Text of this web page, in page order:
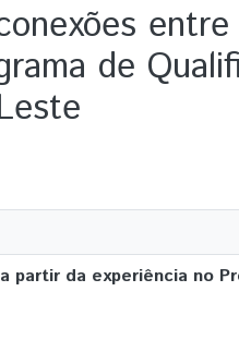
de
da experiência no